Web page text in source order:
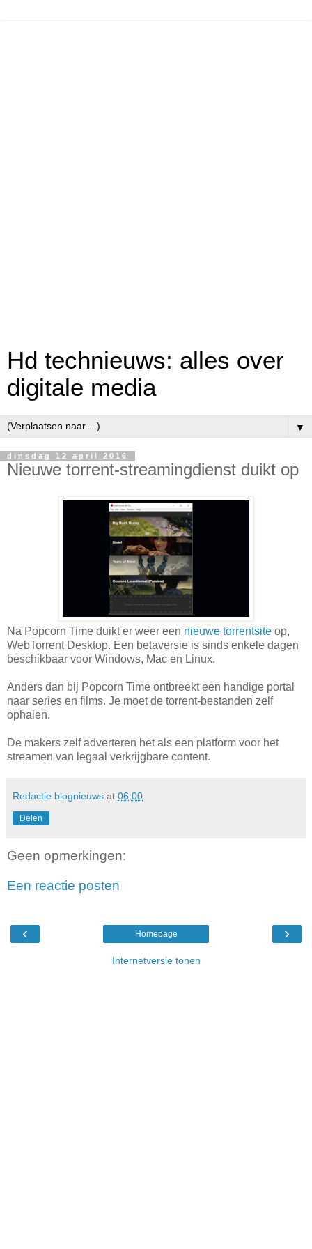
Hd technieuws: alles over
digitale media
▼
dinsdag 12 april 2016
Nieuwe torrent-streamingdienst duikt op
Na Popcorn Time duikt er weer een nieuwe torrentsite op,
WebTorrent Desktop. Een betaversie is sinds enkele dagen
beschikbaar voor Windows, Mac en Linux.
Anders dan bij Popcorn Time ontbreekt een handige portal
naar series en films. Je moet de torrent-bestanden zelf
ophalen.
De makers zelf adverteren het als een platform voor het
streamen van legaal verkrijgbare content.
Redactie blognieuws at 06:00
Delen
Geen opmerkingen:
Een reactie posten
‹ ›
Homepage
Internetversie tonen